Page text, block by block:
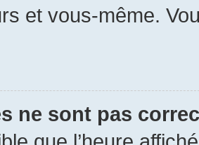
et vous-même.
ne sont pas